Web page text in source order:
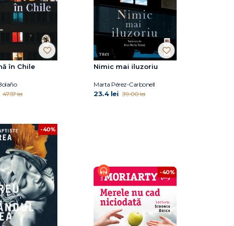
în Chile
47.57 lei
Nimic mai iluzoriu
Marta Pérez-Carbonell
23.4 lei 39.00 lei
-40%
-40%